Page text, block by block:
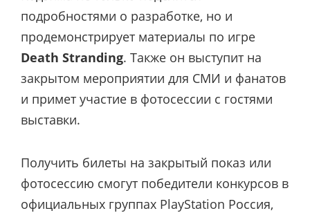
подробностями о разработке, но и
продемонстрирует материалы по игре
Death Stranding. Также он выступит на
закрытом мероприятии для СМИ и фанатов
и примет участие в фотосессии с гостями
выставки.
Получить билеты на закрытый показ или
фотосессию смогут победители конкурсов в
официальных группах PlayStation Россия,